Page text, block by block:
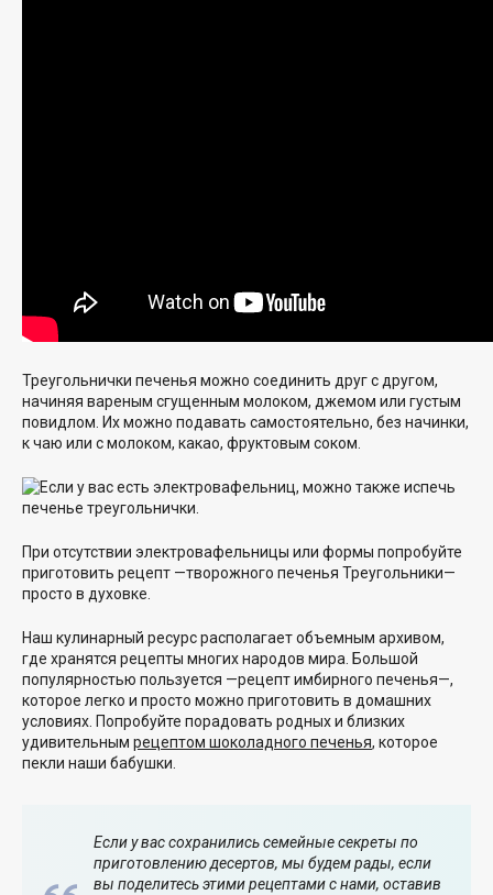
Треугольнички печенья можно соединить друг с другом,
начиняя вареным сгущенным молоком, джемом или густым
повидлом. Их можно подавать самостоятельно, без начинки,
к чаю или с молоком, какао, фруктовым соком.
При отсутствии электровафельницы или формы попробуйте
приготовить рецепт —творожного печенья Треугольники—
просто в духовке.
Наш кулинарный ресурс располагает объемным архивом,
где хранятся рецепты многих народов мира. Большой
популярностью пользуется —рецепт имбирного печенья—,
которое легко и просто можно приготовить в домашних
условиях. Попробуйте порадовать родных и близких
удивительным рецептом шоколадного печенья, которое
пекли наши бабушки.
Если у вас сохранились семейные секреты по
приготовлению десертов, мы будем рады, если
вы поделитесь этими рецептами с нами, оставив